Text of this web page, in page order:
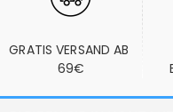
GRATIS VERSAND AB
69€